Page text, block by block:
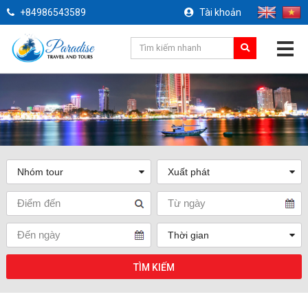
+84986543589 Tài khoản
TÌM KIẾM